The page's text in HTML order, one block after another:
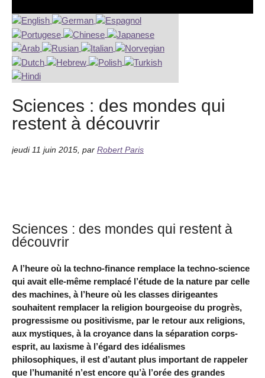
Sciences : des mondes qui
restent à découvrir
jeudi 11 juin 2015 par Robert Paris
Sciences : des mondes qui restent à
découvrir
A l’heure où la techno-finance remplace la techno-science
qui avait elle-même remplacé l’étude de la nature par celle
des machines, à l’heure où les classes dirigeantes
souhaitent remplacer la religion bourgeoise du progrès,
progressisme ou positivisme, par le retour aux religions,
aux mystiques, à la croyance dans la séparation corps-
esprit, au laxisme à l’égard des idéalismes
philosophiques, il est d’autant plus important de rappeler
que l’humanité n’est encore qu’à l’orée des grandes